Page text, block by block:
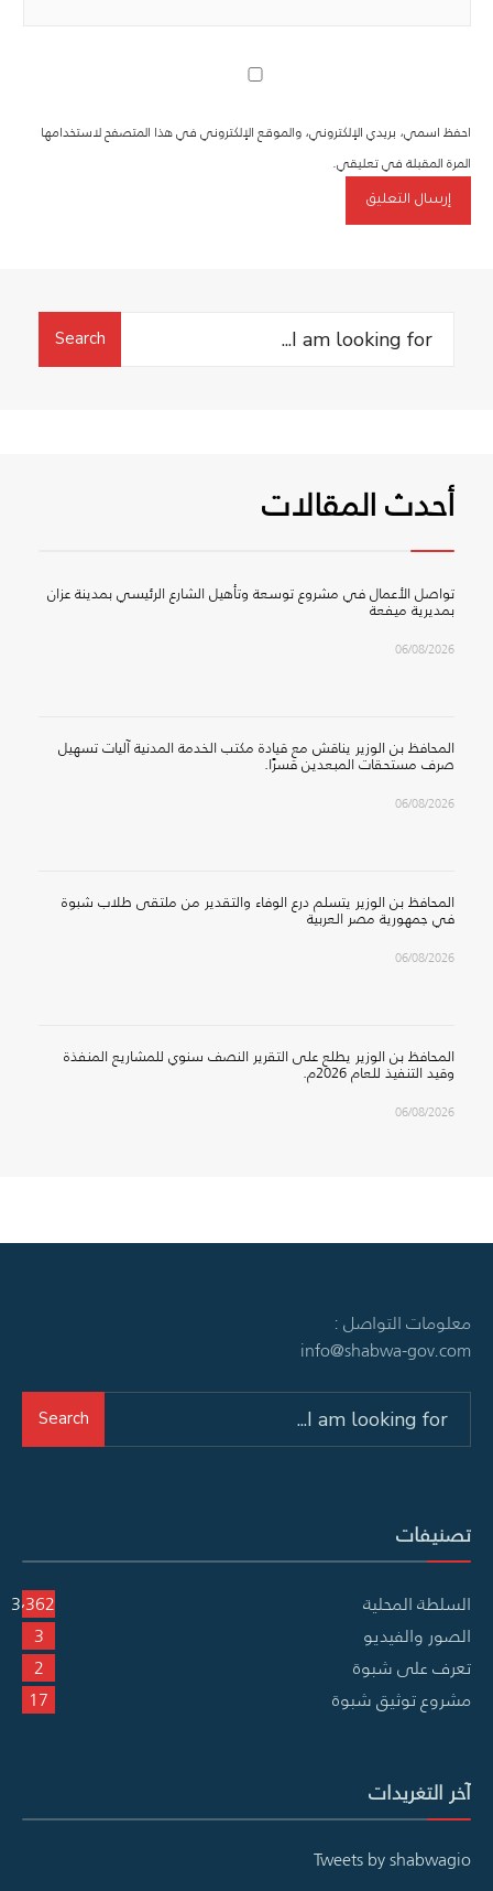
احفظ اسمي، بريدي الإلكتروني، والموقع الإلكتروني في هذا المتصفح لاستخدامها
المرة المقبلة في تعليقي.
Search
Search
أحدث المقالات
تواصل الأعمال في مشروع توسعة وتأهيل الشارع الرئيسي بمدينة عزان
بمديرية ميفعة
06/08/2026
المحافظ بن الوزير يناقش مع قيادة مكتب الخدمة المدنية آليات تسهيل
صرف مستحقات المبعدين قسرًا.
06/08/2026
المحافظ بن الوزير يتسلم درع الوفاء والتقدير من ملتقى طلاب شبوة
في جمهورية مصر العربية
06/08/2026
المحافظ بن الوزير يطلع على التقرير النصف سنوي للمشاريع المنفذة
وقيد التنفيذ للعام 2026م.
06/08/2026
معلومات التواصل :
info@shabwa-gov.com
Search
تصنيفات
السلطة المحلية
3٬362
الصور والفيديو
3
تعرف على شبوة
2
مشروع توثيق شبوة
17
آخر التغريدات
Tweets by shabwagio